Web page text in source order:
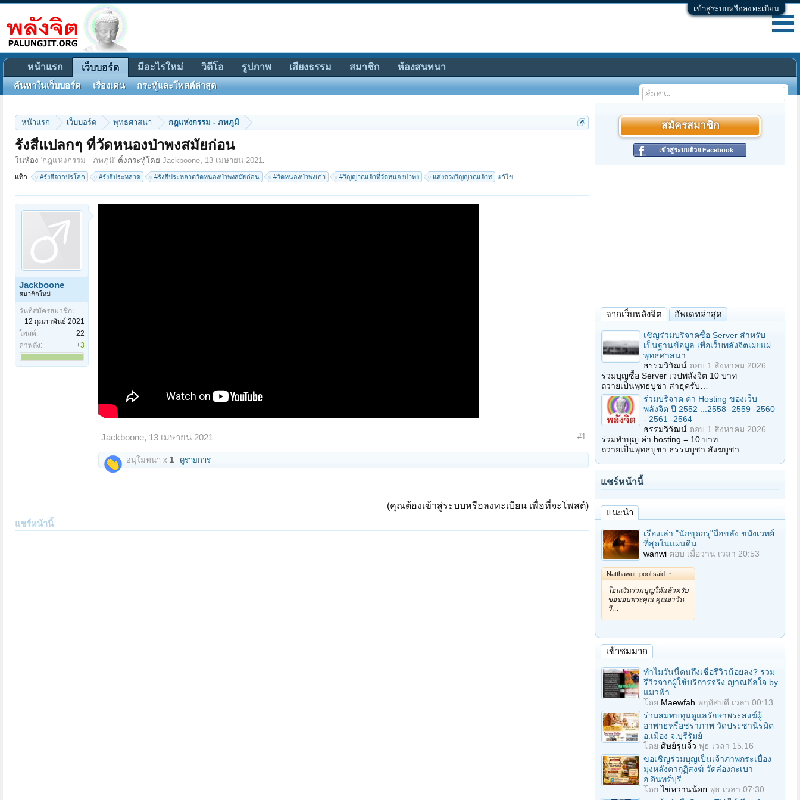
เข้าสู่ระบบหรือลงทะเบียน
หน้าแรก เว็บบอร์ด พุทธศาสนา กฎแห่งกรรม - ภพภูมิ
รังสีแปลกๆ ที่วัดหนองป่าพงสมัยก่อน
ในห้อง 'กฎแห่งกรรม - ภพภูมิ' ตั้งกระทู้โดย Jackboone, 13 เมษายน 2021.
แท็ก: #รังสีจากปรโลก #รังสีประหลาด #รังสีประหลาดวัดหนองป่าพงสมัยก่อน #วัดหนองป่าพงเก่า #วิญญาณเจ้าที่วัดหนองป่าพง แสงดวงวิญญาณเจ้าท แก้ไข
Jackboone
สมาชิกใหม่
วันที่สมัครสมาชิก:
12 กุมภาพันธ์ 2021
โพสต์:
22
ค่าพลัง:
+3
Jackboone, 13 เมษายน 2021 #1
อนุโมทนา x 1 ดูรายการ
(คุณต้องเข้าสู่ระบบหรือลงทะเบียน เพื่อที่จะโพสต์)
แชร์หน้านี้
สมัครสมาชิก
เข้าสู่ระบบด้วย Facebook
จากเว็บพลังจิต อัพเดทล่าสุด
เชิญร่วมบริจาคซื้อ Server สำหรับ
เป็นฐานข้อมูล เพื่อเว็บพลังจิตเผยแผ่
พุทธศาสนา
ธรรมวิวัฒน์ ตอบ 1 สิงหาคม 2026
ร่วมบุญซื้อ Server เวปพลังจิต 10 บาท
ถวายเป็นพุทธบูชา สาธุครับ…
ร่วมบริจาค ค่า Hosting ของเว็บ
พลังจิต ปี 2552 ...2558 -2559 -2560
- 2561 -2564
ธรรมวิวัฒน์ ตอบ 1 สิงหาคม 2026
ร่วมทำบุญ ค่า hosting = 10 บาท
ถวายเป็นพุทธบูชา ธรรมบูชา สังฆบูชา…
แชร์หน้านี้
แนะนำ
เรื่องเล่า "นักขุดกรุ"มือขลัง ขมังเวทย์
ที่สุดในแผ่นดิน
wanwi ตอบ เมื่อวาน เวลา 20:53
Natthawut_pool said: ↑
โอนเงินร่วมบุญให้แล้วครับ
ขอขอบพระคุณ คุณอาวัน
วิ…
เข้าชมมาก
ทำไมวันนี้คนถึงเชื่อรีวิวน้อยลง? รวม
รีวิวจากผู้ใช้บริการจริง ญาณฮีลใจ by
แมวฟ้า
โดย Maewfah พฤหัสบดี เวลา 00:13
ร่วมสมทบทุนดูแลรักษาพระสงฆ์ผู้
อาพาธหรือชราภาพ วัดประชานิรมิต
อ.เมือง จ.บุรีรัมย์
โดย ศิษย์รุ่นจิ๋ว พุธ เวลา 15:16
ขอเชิญร่วมบุญเป็นเจ้าภาพกระเบื้อง
มุงหลังคากุฏิสงฆ์ วัดล่องกะเบา
อ.อินทร์บุรี...
โดยไข่หวานน้อย พุธ เวลา 07:30
หน้าแรก เว็บบอร์ด
ค้นหาในเว็บบอร์ด เรื่องเด่น กระทู้และโพสต์ล่าสุด
มีอะไรใหม่ วิดีโอ รูปภาพ เสียงธรรม สมาชิก ห้องสนทนา